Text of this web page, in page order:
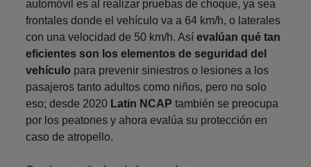
automóvil es al realizar pruebas de choque, ya sea
frontales donde el vehículo va a 64 km/h, o laterales
con una velocidad de 50 km/h. Asíevalúan qué tan
eficientes son los elementos de seguridad del
vehículo para prevenir siniestros o lesiones a los
pasajeros tanto adultos como niños, pero no solo
eso; desde 2020 Latin NCAP también se preocupa
por los peatones y ahora evalúa su protección en
caso de atropello.